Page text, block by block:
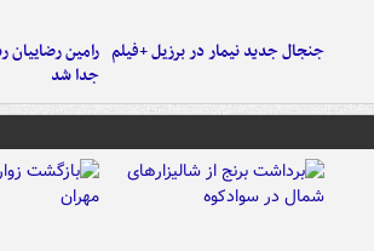
جنجال جدید نیمار در برزیل +فیلم رامین رضاییان
جدا شد